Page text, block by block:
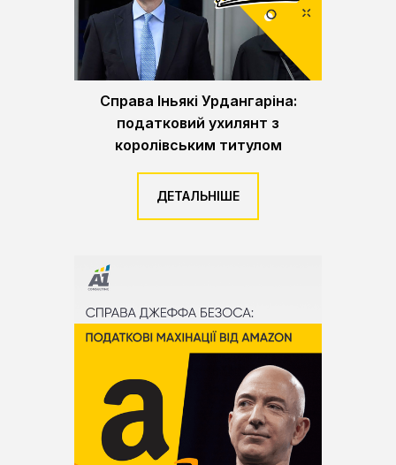
Справа Іньякі Урдангаріна:
податковий ухилянт з
королівським титулом
ДЕТАЛЬНІШЕ